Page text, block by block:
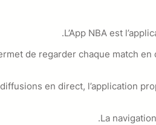
L’App NBA est
de regarder chaque match
en direct, l’application
La